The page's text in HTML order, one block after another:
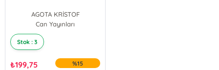
AGOTA KRİSTOF
Can Yayınları
Stok : 3
₺199,75 %15